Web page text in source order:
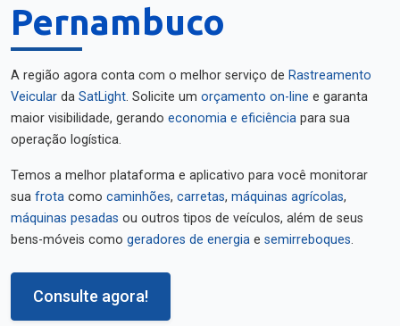
Pernambuco
A região agora conta com o melhor serviço de Rastreamento
Veicular da SatLight. Solicite um orçamento on-line e garanta
maior visibilidade, gerando economia e eficiência para sua
operação logística.
Temos a melhor plataforma e aplicativo para você monitorar
sua frota como caminhões, carretas, máquinas agrícolas,
máquinas pesadas ou outros tipos de veículos, além de seus
bens-móveis como geradores de energia e semirreboques.
Consulte agora!